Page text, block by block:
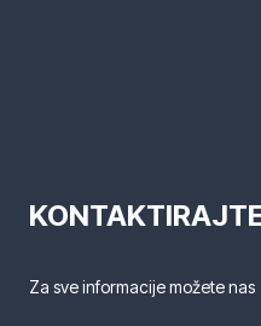
Za sve informacije možete